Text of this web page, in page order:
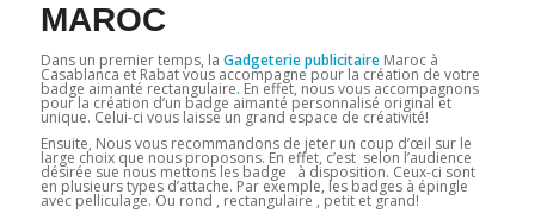
MAROC
Dans un premier temps, la Gadgeterie publicitaireMaroc à
Casablanca et Rabat vous accompagne pour la création de votre
badge aimanté rectangulaire. En effet, nous vous accompagnons
pour la création d’un badge aimanté personnalisé original et
unique. Celui-ci vous laisse un grand espace de créativité!
Ensuite, Nous vous recommandons de jeter un coup d’œil sur le
large choix que nous proposons. En effet, c’est selon l’audience
désirée sue nous mettons les badge à disposition. Ceux-ci sont
en plusieurs types d’attache. Par exemple, les badges à épingle
avec pelliculage. Ou rond , rectangulaire , petit et grand!